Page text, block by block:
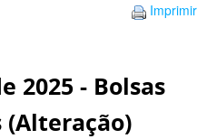
Imprimir
2025 - Bolsas
(Alteração)